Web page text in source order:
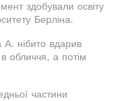
здобували освіту
Берліна.
нібито вдарив
обличчя, а потім
частини